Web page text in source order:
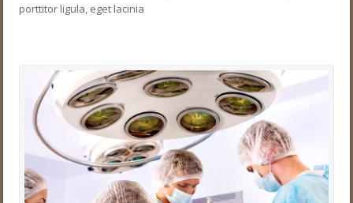
porttitor ligula, eget lacinia